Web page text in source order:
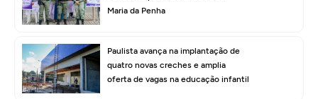
Maria da Penha
Paulista avança na implantação de
quatro novas creches e amplia
oferta de vagas na educação infantil